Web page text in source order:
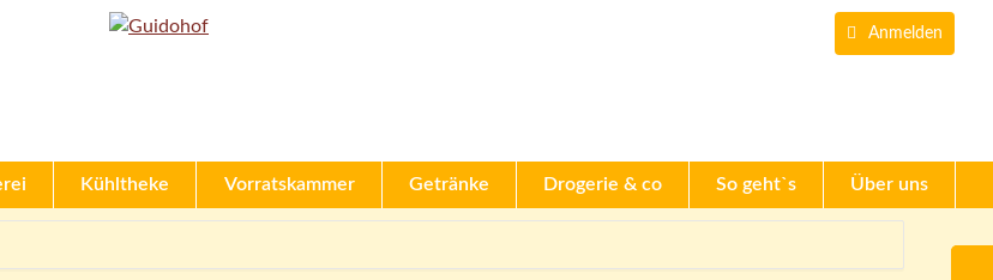
Du kannst auch
Anmelden
Kühltheke Vorratskammer Getränke Drogerie & co So geht`s Über uns